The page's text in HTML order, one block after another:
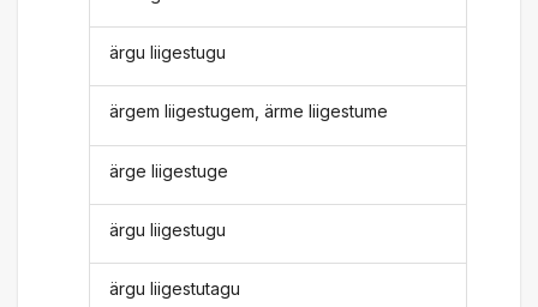
ärgu liigestugu
ärgem liigestugem, ärme liigestume
ärge liigestuge
ärgu liigestugu
ärgu liigestutagu